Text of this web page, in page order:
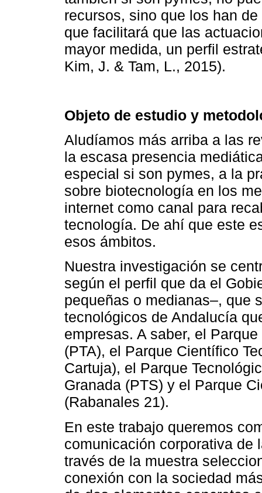
recursos, sino que los han
que facilitará que las
mayor medida, un perfil
Kim, J. & Tam, L., 2015).
Objeto de estudio y
Aludíamos más arriba a las
la escasa presencia
especial si son pymes, a la
sobre biotecnología en los
internet como canal para
tecnología. De ahí que este
esos ámbitos.
Nuestra investigación se
según el perfil que da el
pequeñas o medianas–, que
tecnológicos de Andalucía
empresas. A saber, el
(PTA), el Parque Científico
Cartuja), el Parque
Granada (PTS) y el Parque
(Rabanales 21).
En este trabajo queremos
comunicación corporativa de
través de la muestra
conexión con la sociedad